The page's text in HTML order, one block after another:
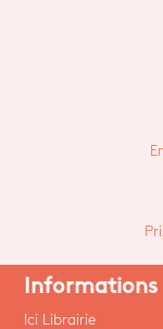
Ici Librairie